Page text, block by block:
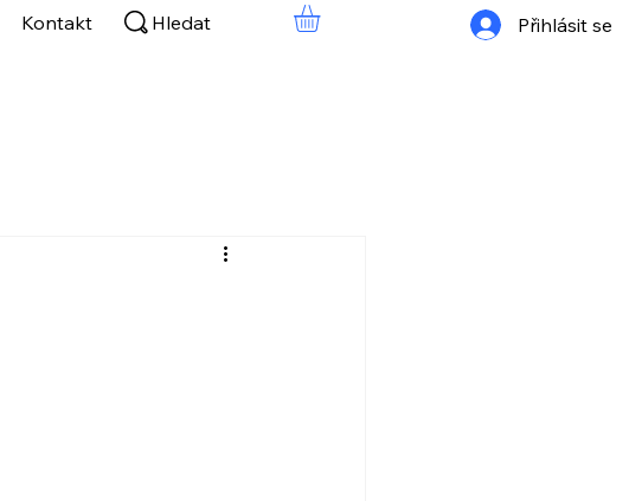
Kontakt
Přihlásit se
Hledat